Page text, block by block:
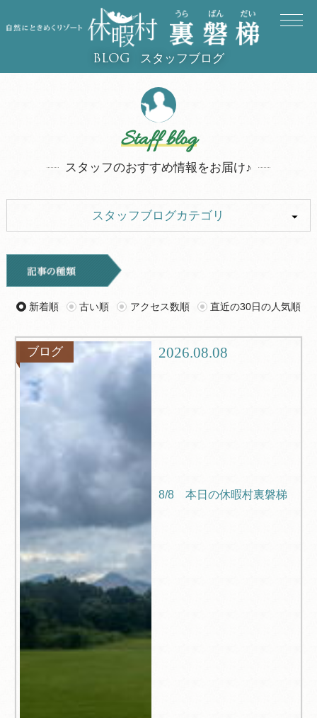
BLOG スタッフブログ
Staff blog
スタッフのおすすめ情報をお届け♪
スタッフブログカテゴリ
キャンプ
旅行記 ツアー
グルメ
ブログ
新着順 古い順 アクセス数順 直近の30日の人気順
ブログ 2026.08.08
8/8 本日の休暇村裏磐梯